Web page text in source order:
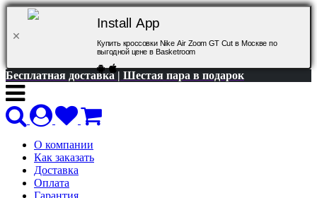
Install App
Купить кроссовки Nike Air Zoom GT Cut в Москве по
выгодной цене в Basketroom
Бесплатная доставка | Шестая пара в подарок
О компании
Как заказать
Доставка
Оплата
Гарантия